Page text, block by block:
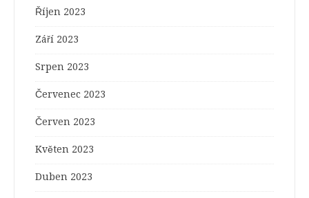
Říjen 2023
Září 2023
Srpen 2023
Červenec 2023
Červen 2023
Květen 2023
Duben 2023